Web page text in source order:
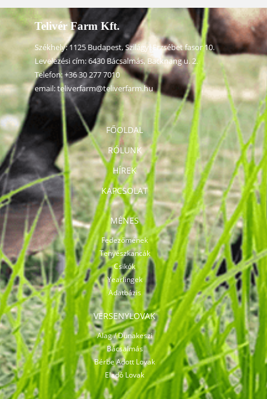
FŐOLDAL
RÓLUNK
HÍREK
KAPCSOLAT
MÉNES
Fedezőmének
Tenyészkancák
Csikók
Yearlingek
Adatbázis
VERSENYLOVAK
Alag / Dunakeszi
Bácsalmás
Bérbe Adott Lovak
Eladó Lovak
Telivér Farm Kft.
Székhely: 1125 Budapest, Szilágyi Erzsébet fasor 10.
Levelezési cím: 6430 Bácsalmás, Backnang u. 2.
Telefon:+36 30 277 7010
email:teliverfarm@teliverfarm.hu